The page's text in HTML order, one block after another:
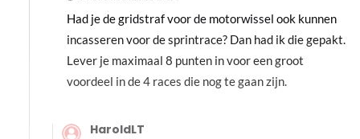
Had je de gridstraf voor de motorwissel ook kunnen
incasseren voor de sprintrace? Dan had ik die gepakt.
Lever je maximaal 8 punten in voor een groot
voordeel in de 4 races die nog te gaan zijn.
HaroldLT